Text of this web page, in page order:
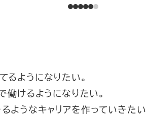
ようになりたい。
働けるようになりたい。
ようなキャリアを作っていきたい